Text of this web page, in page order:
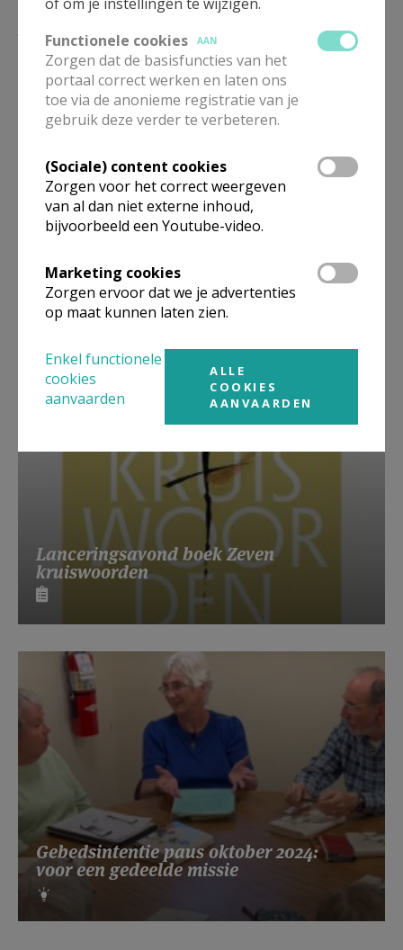
Lees meer
Beroepsvereniging Zorgpastores
Lanceringsavond boek Zeven
kruiswoorden
Gebedsintentie paus oktober 2024:
voor een gedeelde missie
Functionele cookies
AAN
Zorgen dat de basisfuncties van het
portaal correct werken en laten ons
toe via de anonieme registratie van je
gebruik deze verder te verbeteren.
(Sociale) content cookies
Zorgen voor het correct weergeven
van al dan niet externe inhoud,
bijvoorbeeld een Youtube-video.
Marketing cookies
Zorgen ervoor dat we je advertenties
op maat kunnen laten zien.
Enkel functionele
cookies
aanvaarden
ALLE
COOKIES
AANVAARDEN